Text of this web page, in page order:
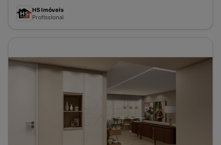
HS Imóveis
Profissional